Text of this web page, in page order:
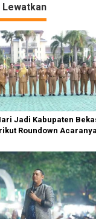
n
B
e
k
a
s
i
i
g
a
s
i
p
o
s
Lewatkan
Jadi Kabupaten
Roundown Acaranya